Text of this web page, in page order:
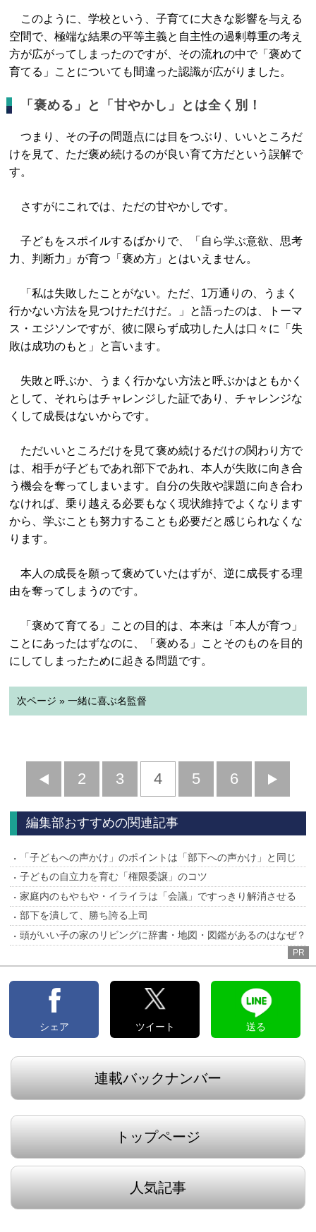
このように、学校という、子育てに大きな影響を与える
空間で、極端な結果の平等主義と自主性の過剰尊重の考え
方が広がってしまったのですが、その流れの中で「褒めて
育てる」ことについても間違った認識が広がりました。
「褒める」と「甘やかし」とは全く別！
つまり、その子の問題点には目をつぶり、いいところだ
けを見て、ただ褒め続けるのが良い育て方だという誤解で
す。
さすがにこれでは、ただの甘やかしです。
子どもをスポイルするばかりで、「自ら学ぶ意欲、思考
力、判断力」が育つ「褒め方」とはいえません。
「私は失敗したことがない。ただ、1万通りの、うまく
行かない方法を見つけただけだ。」と語ったのは、トーマ
ス・エジソンですが、彼に限らず成功した人は口々に「失
敗は成功のもと」と言います。
失敗と呼ぶか、うまく行かない方法と呼ぶかはともかく
として、それらはチャレンジした証であり、チャレンジな
くして成長はないからです。
ただいいところだけを見て褒め続けるだけの関わり方で
は、相手が子どもであれ部下であれ、本人が失敗に向き合
う機会を奪ってしまいます。自分の失敗や課題に向き合わ
なければ、乗り越える必要もなく現状維持でよくなります
から、学ぶことも努力することも必要だと感じられなくな
ります。
本人の成長を願って褒めていたはずが、逆に成長する理
由を奪ってしまうのです。
「褒めて育てる」ことの目的は、本来は「本人が育つ」
ことにあったはずなのに、「褒める」ことそのものを目的
にしてしまったために起きる問題です。
次ページ » 一緒に喜ぶ名監督
前
へ
2 3 4 5 6
へ
編集部おすすめの関連記事
「子どもへの声かけ」のポイントは「部下への声かけ」と同じ
子どもの自立力を育む「権限委譲」のコツ
家庭内のもやもや・イライラは「会議」ですっきり解消させる
部下を潰して、勝ち誇る上司
頭がいい子の家のリビングに辞書・地図・図鑑があるのはなぜ？
PR
シェア ツイート 送る
連載バックナンバー
トップページ
人気記事